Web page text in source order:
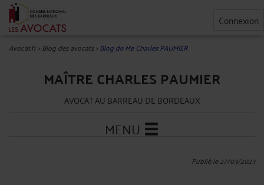
Connexion
Avocat.fr>Blog des avocats>Blog de Me Charles PAUMIER
MAÎTRE CHARLES PAUMIER
AVOCAT AU BARREAU DE BORDEAUX
MENU
Publié le 27/03/2023